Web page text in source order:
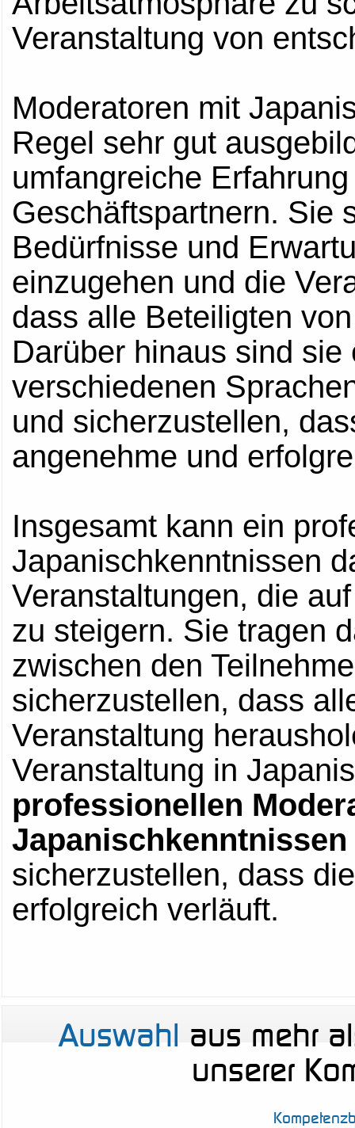
Veranstaltung von
Moderatoren mit
Regel sehr gut
umfangreiche
Geschäftspartnern. Sie
Bedürfnisse und
einzugehen und die
dass alle Beteiligten
Darüber hinaus sind
verschiedenen
und sicherzustellen,
angenehme und
Insgesamt kann ein
Japanischkenntnissen
Veranstaltungen, die
zu steigern. Sie tragen
zwischen den
sicherzustellen, dass
Veranstaltung
Veranstaltung in
professionellen
sicherzustellen, dass
erfolgreich verläuft.
Auswahl aus mehr
unserer